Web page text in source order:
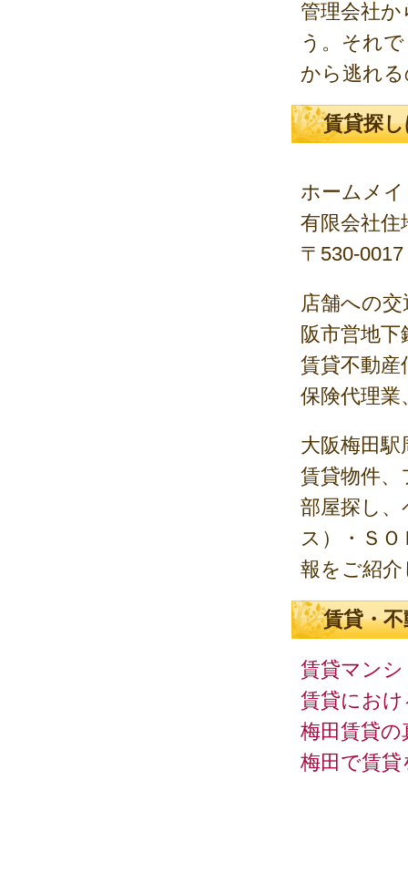
管理会社
う。それ
から逃れ
賃貸探
ホームメ
有限会社住
〒530-
店舗への
阪市営地
賃貸不動
保険代理
大阪梅田
賃貸物件
部屋探し
ス）・Ｓ
報をご紹
賃貸・
賃貸マン
賃貸にお
梅田賃貸
梅田で賃